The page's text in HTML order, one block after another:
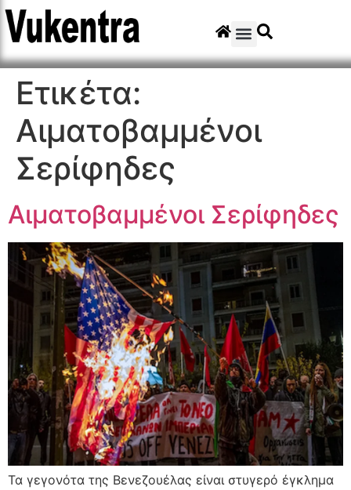
Ετικέτα:
Αιματοβαμμένοι
Σερίφηδες
Αιματοβαμμένοι Σερίφηδες
Τα γεγονότα της Βενεζουέλας είναι στυγερό έγκλημα